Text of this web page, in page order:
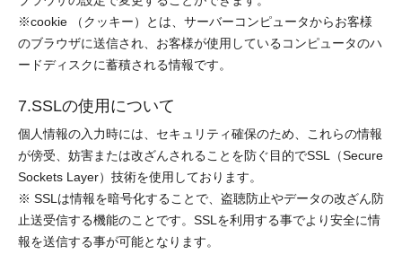
※cookie （クッキー）とは、サーバーコンピュータからお客様
のブラウザに送信され、お客様が使用しているコンピュータのハ
ードディスクに蓄積される情報です。
7.SSLの使用について
個人情報の入力時には、セキュリティ確保のため、これらの情報
が傍受、妨害または改ざんされることを防ぐ目的でSSL（Secure
Sockets Layer）技術を使用しております。
※ SSLは情報を暗号化することで、盗聴防止やデータの改ざん防
止送受信する機能のことです。SSLを利用する事でより安全に情
報を送信する事が可能となります。